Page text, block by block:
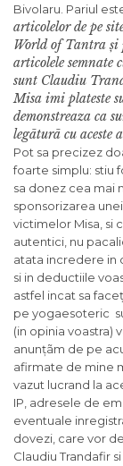
Bivolaru. Pariul
articolelor de pe
World of Tantra
articolele semnate
sunt Claudiu
Misa imi plateste
demonstreaza ca
legãturã cu aceste
Pot sa precizez
foarte simplu: stiu
sa donez cea mai
sponsorizarea
victimelor Misa, si
autentici, nu
atata incredere in
si in deductiile
astfel incat sa
pe yogaesoteric
(in opinia voastra)
anunțãm de pe
afirmate de mine
vazut lucrand la
IP, adresele de
eventuale
dovezi, care vor
Claudiu Trandafir